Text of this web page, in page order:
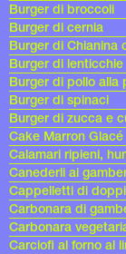
Burger di broccoli
Burger di cernia
Burger di Chianina
Burger di lenticchie
Burger di pollo alla
Burger di spinaci
Burger di zucca e
Cake Marron Glacé
Calamari ripieni,
Canederli ai
Cappelletti di
Carbonara di
Carbonara
Carciofi al forno al